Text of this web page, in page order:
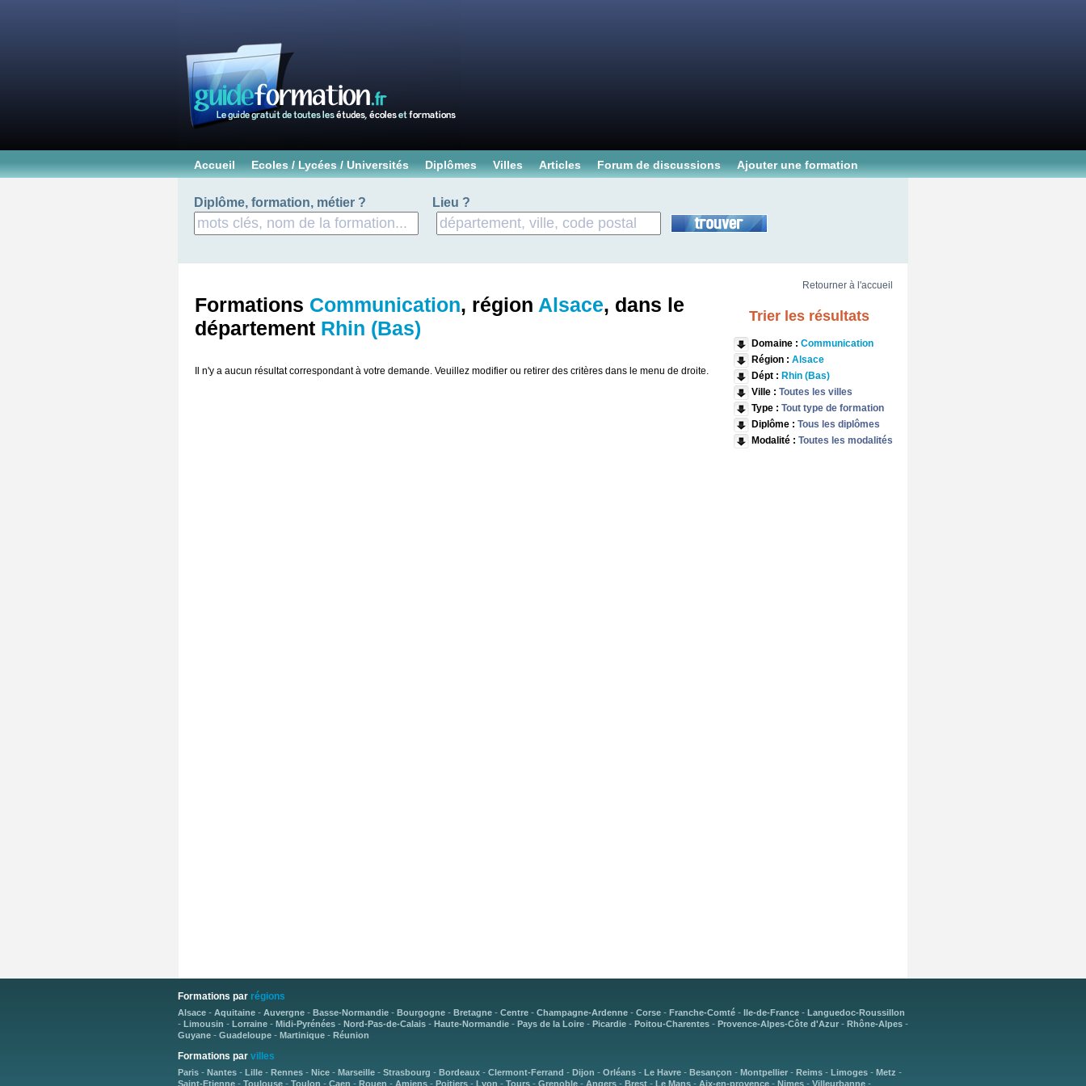
Accueil Ecoles / Lycées / Universités Diplômes Villes Articles Forum de discussions Ajouter une formation
Diplôme, formation, métier ? Lieu ?
Retourner à l'accueil
Formations Communication, région Alsace, dans le
département Rhin (Bas)
Il n'y a aucun résultat correspondant à votre demande. Veuillez modifier ou retirer des critères dans le menu de droite.
Trier les résultats
Domaine : Communication
Région : Alsace
Dépt : Rhin (Bas)
Ville : Toutes les villes
Type : Tout type de formation
Diplôme : Tous les diplômes
Modalité : Toutes les modalités
Formations par régions
Alsace- Aquitaine- Auvergne- Basse-Normandie- Bourgogne- Bretagne- Centre- Champagne-Ardenne- Corse- Franche-Comté- Ile-de-France- Languedoc-Roussillon
- Limousin - Lorraine- Midi-Pyrénées- Nord-Pas-de-Calais- Haute-Normandie- Pays de la Loire- Picardie- Poitou-Charentes- Provence-Alpes-Côte d'Azur- Rhône-Alpes-
Guyane- Guadeloupe- Martinique- Réunion
Formations par villes
Paris- Nantes- Lille- Rennes- Nice- Marseille- Strasbourg - Bordeaux- Clermont-Ferrand - Dijon - Orléans- Le Havre- Besançon - Montpellier- Reims- Limoges- Metz -
Saint-Etienne- Toulouse- Toulon - Caen - Rouen - Amiens- Poitiers- Lyon - Tours- Grenoble- Angers- Brest- Le Mans- Aix-en-provence- Nimes- Villeurbanne-